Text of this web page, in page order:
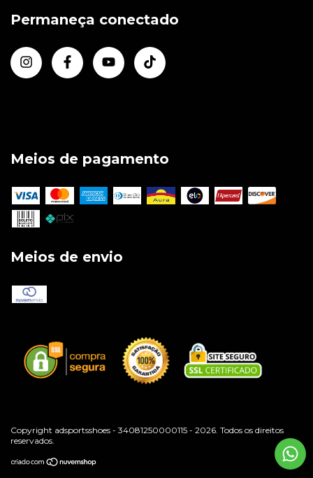
Permaneça conectado
Meios de pagamento
Meios de envio
Copyright adsportsshoes - 34081250000115 - 2026. Todos os direitos
reservados.